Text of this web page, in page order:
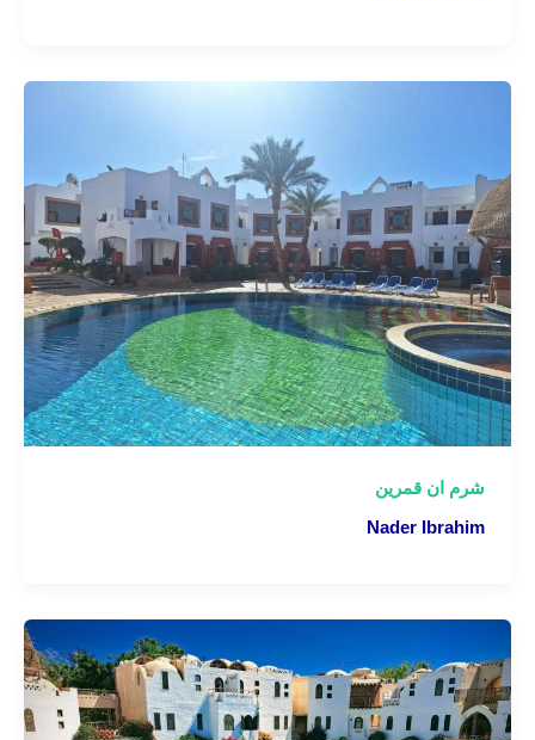
شرم ان قمرين
Nader Ibrahim